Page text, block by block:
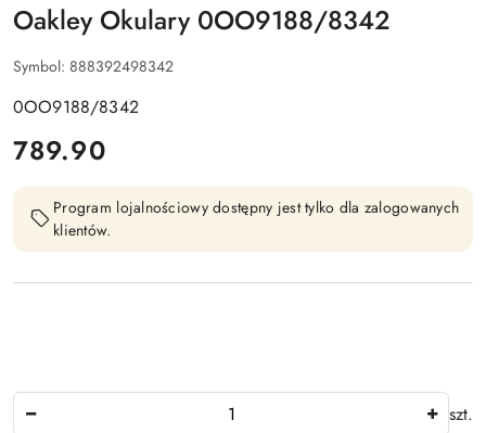
Oakley Okulary 0OO9188/8342
Symbol: 888392498342
0OO9188/8342
cena:
789.90
Program lojalnościowy dostępny jest tylko dla zalogowanych
klientów.
szt.